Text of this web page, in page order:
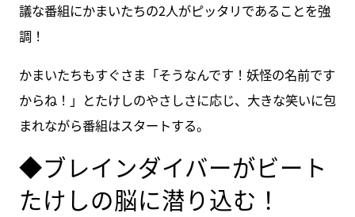
議な番組にかまいたちの2人がピッタリであることを強
調！
かまいたちもすぐさま「そうなんです！妖怪の名前です
からね！」とたけしのやさしさに応じ、大きな笑いに包
まれながら番組はスタートする。
◆ブレインダイバーがビート
たけしの脳に潜り込む！